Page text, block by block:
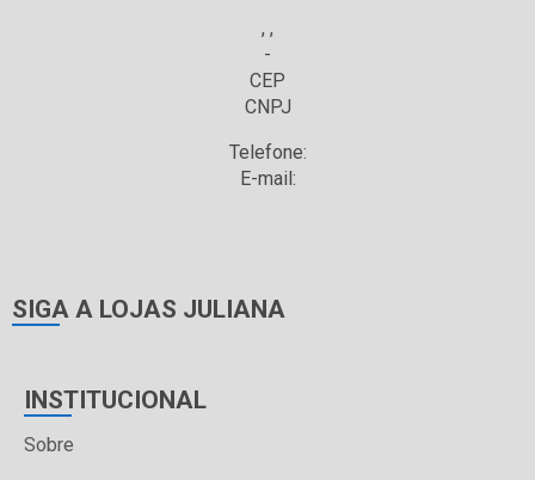
, ,
-
CEP
CNPJ
Telefone:
E-mail:
SIGA A LOJAS JULIANA
INSTITUCIONAL
Sobre